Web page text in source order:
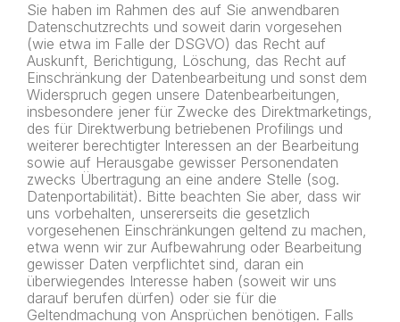
Sie haben im Rahmen des auf Sie anwendbaren
Datenschutzrechts und soweit darin vorgesehen
(wie etwa im Falle der DSGVO) das Recht auf
Auskunft, Berichtigung, Löschung, das Recht auf
Einschränkung der Datenbearbeitung und sonst dem
Widerspruch gegen unsere Datenbearbeitungen,
insbesondere jener für Zwecke des Direktmarketings,
des für Direktwerbung betriebenen Profilings und
weiterer berechtigter Interessen an der Bearbeitung
sowie auf Herausgabe gewisser Personendaten
zwecks Übertragung an eine andere Stelle (sog.
Datenportabilität). Bitte beachten Sie aber, dass wir
uns vorbehalten, unsererseits die gesetzlich
vorgesehenen Einschränkungen geltend zu machen,
etwa wenn wir zur Aufbewahrung oder Bearbeitung
gewisser Daten verpflichtet sind, daran ein
überwiegendes Interesse haben (soweit wir uns
darauf berufen dürfen) oder sie für die
Geltendmachung von Ansprüchen benötigen. Falls